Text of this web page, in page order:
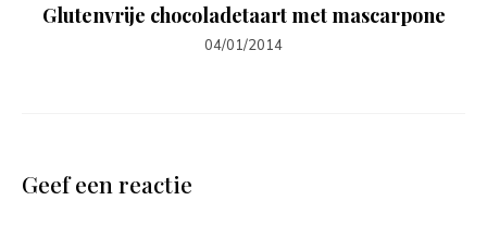
Glutenvrije chocoladetaart met mascarpone
04/01/2014
Geef een reactie